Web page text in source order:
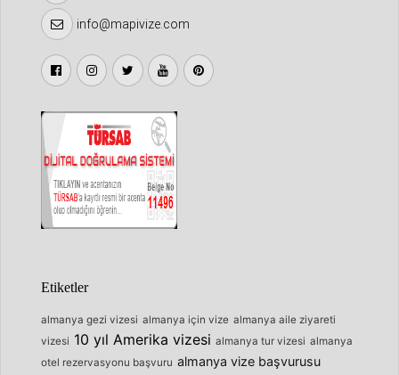
info@mapivize.com
Etiketler
almanya gezi vizesi almanya için vize almanya aile ziyareti
vizesi 10 yıl Amerika vizesi almanya tur vizesi almanya
otel rezervasyonu başvuru almanya vize başvurusu